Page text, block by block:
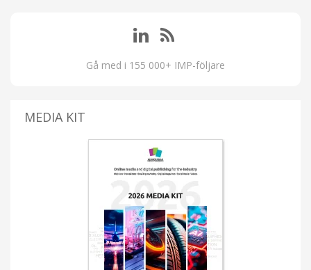
Gå med i 155 000+ IMP-följare
MEDIA KIT